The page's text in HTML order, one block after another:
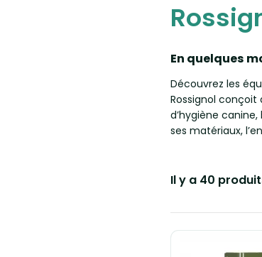
En quelques
Découvrez les
Rossignol conçoit
d’hygiène
ses matériaux,
Il y a 40